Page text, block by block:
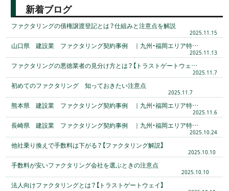
新着ブログ
ファクタリングの債権譲渡登記とは？仕組みと注意点を解説
2025.11.15
山口県 建設業 ファクタリング契約事例 ｜九州・福岡エリア特…
2025.11.13
ファクタリングの悪徳業者の見分け方とは？【トラストゲートウェ…
2025.11.7
初めてのファクタリング 知っておきたい注意点
2025.11.7
熊本県 建設業 ファクタリング契約事例 ｜九州・福岡エリア特…
2025.11.6
長崎県 建設業 ファクタリング契約事例 ｜九州・福岡エリア特…
2025.10.24
他社乗り換えで手数料は下がる？【ファクタリング解説】
2025.10.10
手数料が安いファクタリング会社を選ぶときの注意点
2025.10.10
法人向けファクタリングとは？【トラストゲートウェイ】